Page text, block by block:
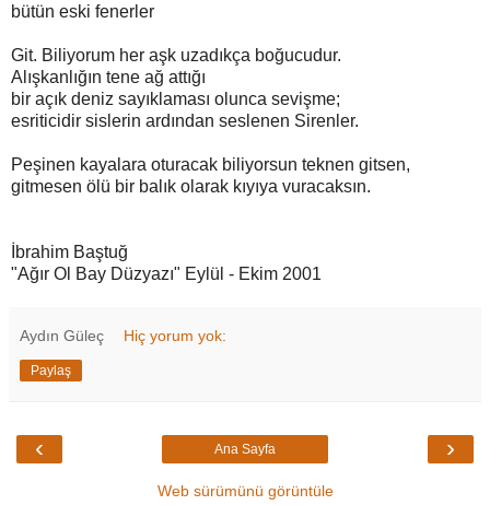
bütün eski fenerler
Git. Biliyorum her aşk uzadıkça boğucudur.
Alışkanlığın tene ağ attığı
bir açık deniz sayıklaması olunca sevişme;
esriticidir sislerin ardından seslenen Sirenler.
Peşinen kayalara oturacak biliyorsun teknen gitsen,
gitmesen ölü bir balık olarak kıyıya vuracaksın.
İbrahim Baştuğ
"Ağır Ol Bay Düzyazı" Eylül - Ekim 2001
Aydın Güleç Hiç yorum yok:
Paylaş
‹ ›
Ana Sayfa
Web sürümünü görüntüle